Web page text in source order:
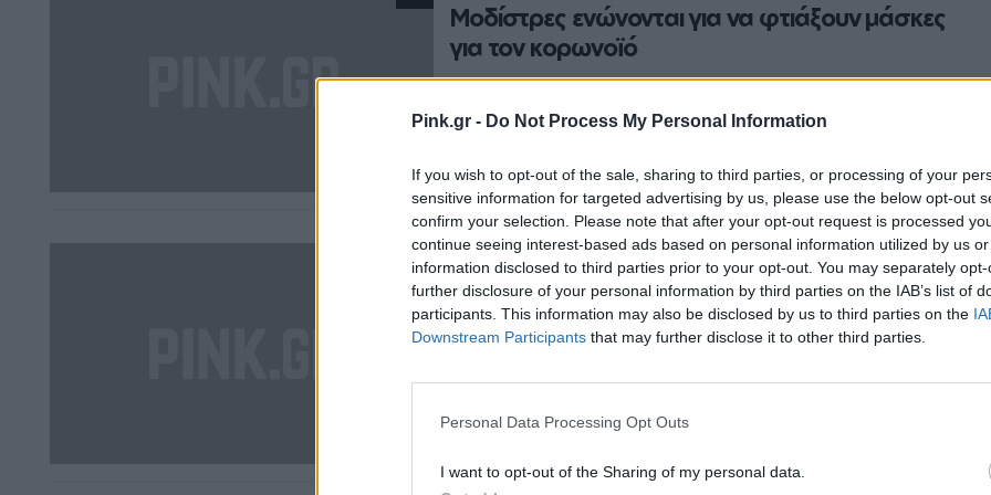
Pink.gr - Do Not Process My Personal Information
If you wish to opt-out of the sale, sharing to third parties, or processing of your
sensitive information for targeted advertising by us, please use the below opt-out
confirm your selection. Please note that after your opt-out request is processed
continue seeing interest-based ads based on personal information utilized by us
information disclosed to third parties prior to your opt-out. You may separately
further disclosure of your personal information by third parties on the IAB’s list of
participants. This information may also be disclosed by us to third parties on the
Downstream Participants that may further disclose it to other third parties.
Personal Data Processing Opt Outs
I want to opt-out of the Sharing of my personal data.
Μοδίστρες ενώνονται για να φτιάξουν μάσκες
για τον κορωνοϊό
εικαστικό Μάριο Ελευθεριάδη
TRUE STORIES ΜΑΡ 21, 2020
Πώς οι Μορμόνοι βρίσκουν ταίρι μέσα σε
τόσο αυστηρό περιβάλλον;